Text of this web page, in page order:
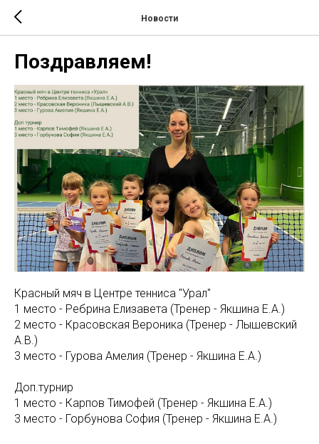
Новости
Поздравляем!
Красный мяч в Центре тенниса "Урал"
1 место - Ребрина Елизавета (Тренер - Якшина Е.А.)
2 место - Красовская Вероника (Тренер - Лышевский
А.В.)
3 место - Гурова Амелия (Тренер - Якшина Е.А.)
Доп.турнир
1 место - Карпов Тимофей (Тренер - Якшина Е.А.)
3 место - Горбунова София (Тренер - Якшина Е.А.)